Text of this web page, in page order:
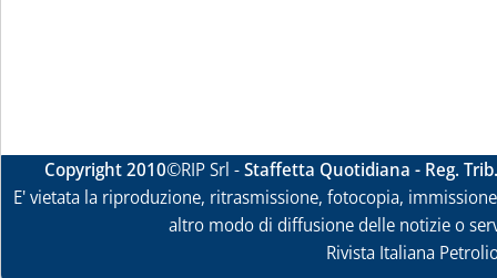
Copyright 2010©RIP Srl -Staffetta Quotidiana - Reg.
E' vietata la riproduzione, ritrasmissione, fotocopia,
altro modo di diffusione delle notizie o
Rivista Italiana